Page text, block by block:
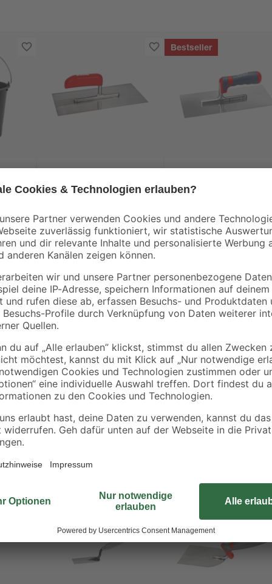
Glättekelle Stahl 28 x
9,49€
Bestseller
Glättekelle 28 cm
11,49 €
Griff besteht aus Holz, dadurch
Edelstahl ist es außerdem
für ein bequemes und effizientes
mit deinem Vorhaben.